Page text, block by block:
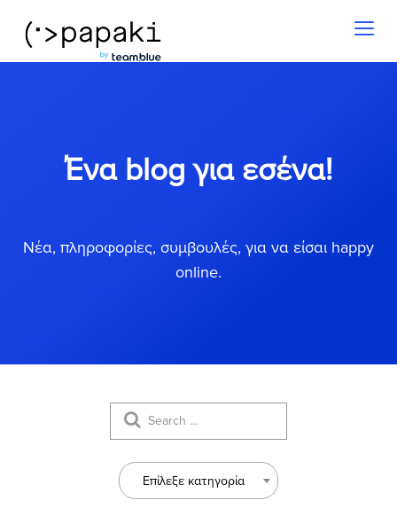
Ένα blog για εσένα!
Νέα, πληροφορίες, συμβουλές, για να είσαι happy
online.
Επίλεξε κατηγορία